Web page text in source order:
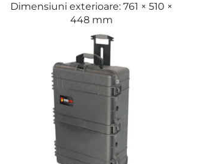
Dimensiuni exterioare: 761 × 510 ×
448 mm